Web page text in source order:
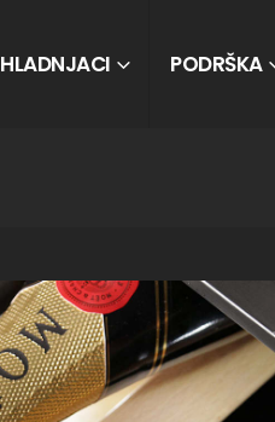
HLADNJACI PODRŠKA